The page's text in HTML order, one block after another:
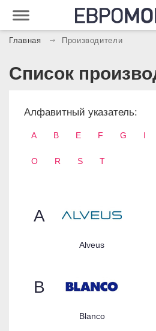
Главная Производители
Список
Алфавитный указатель:
A B E F G I
O R S T
A
Alveus
B
Blanco